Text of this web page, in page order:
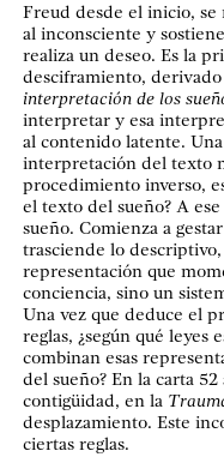
Freud desde el inicio, se
al inconsciente y
realiza un deseo. Es la
desciframiento,
interpretación de los
interpretar y esa
al contenido latente.
interpretación del texto
procedimiento inverso,
el texto del sueño? A
sueño. Comienza a
trasciende lo
representación que
conciencia, sino un
Una vez que deduce el
reglas, ¿según qué leyes
combinan esas
del sueño? En la carta
contigüidad, en la
desplazamiento. Este
ciertas reglas.